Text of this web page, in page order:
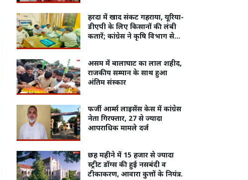
हरदा में खाद संकट गहराया, यूरिया-
डीएपी के लिए किसानों की लंबी
कतारें; कांग्रेस ने कृषि विभाग से
असम में बालाघाट का लाल शहीद,
राजकीय सम्मान के साथ हुआ
अंतिम संस्कार
फर्जी आर्म्स लाइसेंस केस में कांग्रेस
नेता गिरफ्तार, 27 से ज्यादा
आपराधिक मामले दर्ज
छह महीने में 15 हजार से ज्यादा
स्ट्रीट डॉग्स की हुई नसबंदी व
टीकाकरण, आवारा कुत्तों के नियंत्रण